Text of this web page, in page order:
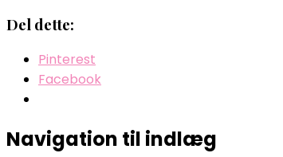
Del dette:
Pinterest
Facebook
Navigation til indlæg